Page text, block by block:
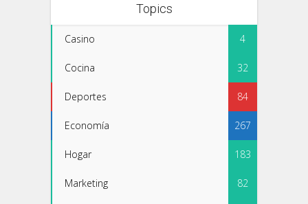
Topics
Casino 4
Cocina 32
Deportes 84
Economía 267
Hogar 183
Marketing 82